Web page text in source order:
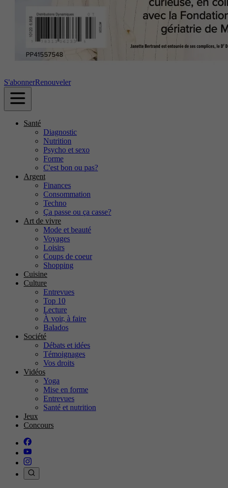
S'abonnerRenouveler
Santé
Diagnostic
Nutrition
Psycho et sexo
Forme
C'est bon ou pas?
Argent
Finances
Consommation
Techno
Ça passe ou ça casse?
Art de vivre
Mode et beauté
Voyages
Loisirs
Coups de coeur
Shopping
Cuisine
Culture
Entrevues
Top 10
Lecture
À voir, à faire
Balados
Société
Débats et idées
Témoignages
Vos droits
Vidéos
Yoga
Mise en forme
Entrevues
Santé et nutrition
Jeux
Concours